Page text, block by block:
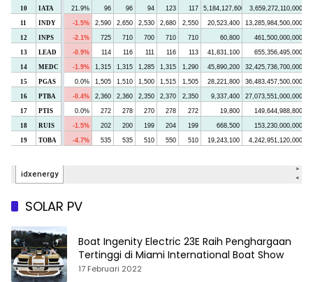
SOLAR PV
Boat Ingenity Electric 23E Raih Penghargaan
Tertinggi di Miami International Boat Show
17 Februari 2022